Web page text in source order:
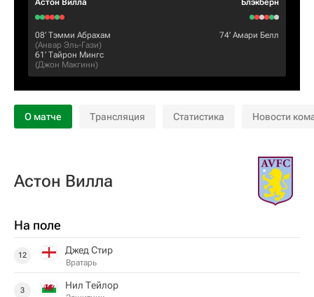
Астон Вилла Блэкберн
08‎’‎ Тэмми Абрахам
(Анвар Эль-Гази)
61‎’‎ Тайрон Мингс
(Джон Макгинн)
74‎’‎ Амари Белл
О матче Трансляция Статистика Новости
Астон Вилла
На поле
12 Джед Стир
Вратарь
3 Нил Тейлор